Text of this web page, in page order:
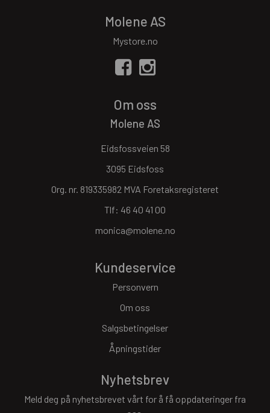
Molene AS
Mystore.no
Om oss
Molene AS
Eidsfossveien 58
3095 Eidsfoss
Org. nr. 819335982 MVA Foretaksregisteret
Tlf: 46 40 41 00
monica@molene.no
Kundeservice
Personvern
Om oss
Salgsbetingelser
Åpningstider
Nyhetsbrev
Meld deg på nyhetsbrevet vårt for å få oppdateringer fra